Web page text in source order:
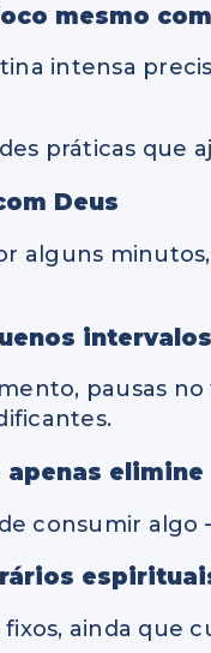
mesmo
intensa
práticas que
Deus
alguns
intervalos
pausas
elimine
de consumir
ainda que